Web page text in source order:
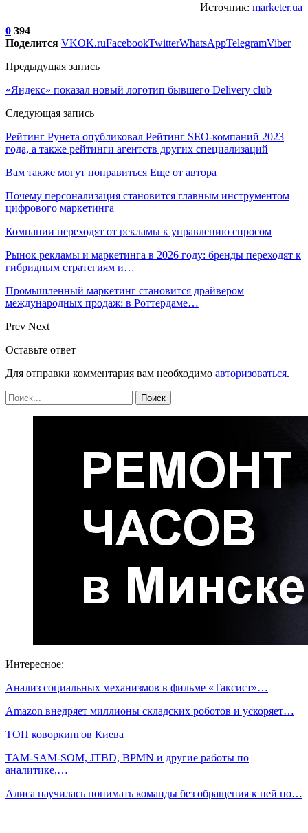
Источник: marketer.ua
0 394
Поделится VKOK.ruFacebookTwitterWhatsAppTelegramViber
Предыдущая запись
«Яндекс» показал новый логотип бывшего Delivery club
Следующая запись
Рейтинг Рунета опубликовал Рейтинг SEO-компаний 2023
года, а также рейтинги агентств других специализаций
Вам также могут понравиться Еще от автора
Почему персонализация становится главным инструментом
цифрового маркетинга
Компании переходят от рекламы к управлению спросом
Рынок рекламы и маркетинга в 2026 году: бренды переходят к
гибридным стратегиям и…
Промышленный маркетинг становится драйвером
международных продаж: в Роттердаме…
Prev Next
Оставьте ответ
Для отправки комментария вам необходимо авторизоваться.
Интересное:
Анализ социальных механизмов в фильме «Таксист»…
Amazon внедряет миллионы складских роботов и ускоряет…
ТОП коворкингов Киева
TAM-SAM-SOM, JTBD, BPMN и другие работы по
аналитике,…
Алиса научилась понимать команды без обращения к ней по…